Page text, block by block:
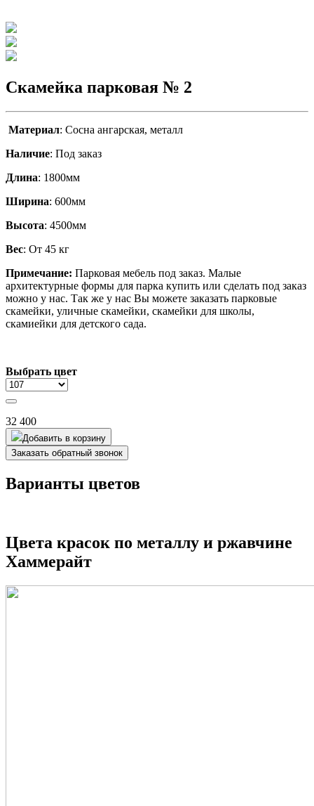
Скамейка парковая № 2
Материал: Сосна ангарская, металл
Наличие: Под заказ
Длина: 1800мм
Ширина: 600мм
Высота: 4500мм
Вес: От 45 кг
Примечание: Парковая мебель под заказ. Малые
архитектурные формы для парка купить или сделать под заказ
можно у нас. Так же у нас Вы можете заказать парковые
скамейки, уличные скамейки, скамейки для школы,
скамиейки для детского сада.
Выбрать цвет
32 400
Добавить в корзину
Заказать обратный звонок
Варианты цветов
Цвета красок по металлу и ржавчине
Хаммерайт